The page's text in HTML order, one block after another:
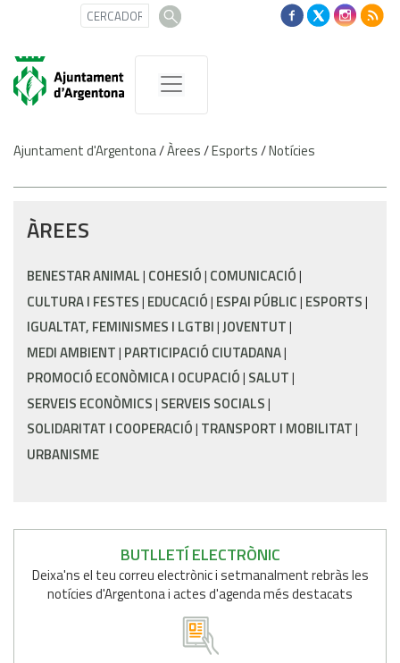
Ajuntament d'Argentona/Àrees/Esports/Notícies
ÀREES
BENESTAR ANIMAL COHESIÓ COMUNICACIÓ
CULTURA I FESTES EDUCACIÓ ESPAI PÚBLIC ESPORTS
IGUALTAT, FEMINISMES I LGTBI JOVENTUT
MEDI AMBIENT PARTICIPACIÓ CIUTADANA
PROMOCIÓ ECONÒMICA I OCUPACIÓ SALUT
SERVEIS ECONÒMICS SERVEIS SOCIALS
SOLIDARITAT I COOPERACIÓ TRANSPORT I MOBILITAT
URBANISME
BUTLLETÍ ELECTRÒNIC
Deixa'ns el teu correu electrònic i setmanalment rebràs les
notícies d'Argentona i actes d'agenda més destacats